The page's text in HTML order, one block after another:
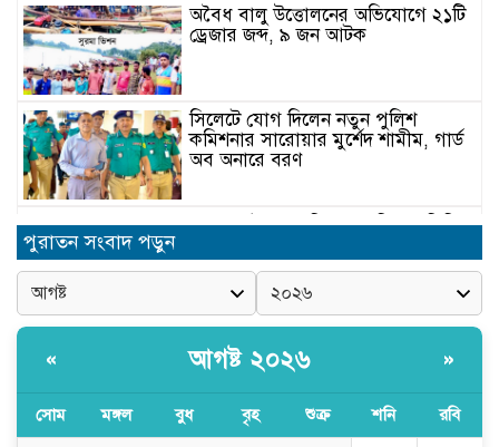
অবৈধ বালু উত্তোলনের অভিযোগে ২১টি
ড্রেজার জব্দ, ৯ জন আটক
সিলেটে যোগ দিলেন নতুন পুলিশ
কমিশনার সারোয়ার মুর্শেদ শামীম, গার্ড
অব অনারে বরণ
চুনারুঘাটে সাংবাদিকের ব্যক্তিগত ভিডিও
দাবির অভিযোগে তোলপাড়
দোয়ারাবাজারে বালু ব্যবসায়ীর সংবাদ
সম্মেলন চারটি নৌকা দখল ও নগদ টাকা
ছিনিয়ে নেওয়ার অভিযোগ
বগুলাবাজার ইউনিয়ন যুবদলের কার্যালয়
পুরাতন সংবাদ পড়ুন
« আগষ্ট ২০২৬ »
সোম মঙ্গল বুধ বৃহ শুক্র শনি রবি